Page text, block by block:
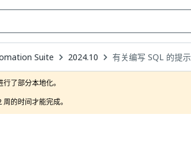
Suite 2024.10 有关编写 SQL 的提示
了部分本地化。
的时间才能完成。